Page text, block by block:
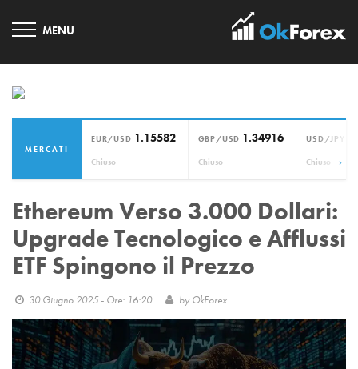
MERCATI
EUR/USD 1.15582
Chiuso
GBP/USD 1.34916
Chiuso
USD/JPY
Chiuso ›
Ethereum Verso 3.000 Dollari:
Upgrade Tecnologico e Afflussi
ETF Spingono il Prezzo
30 Giugno 2025 - Ore: 16:20 by OkForex